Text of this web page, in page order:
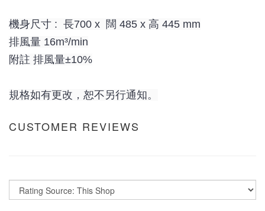
機身尺寸 : 長700 x 闊 485 x 高 445 mm
排風量 16m³/min
附註 排風量±10%
規格如有更改，恕不另行通知。
CUSTOMER REVIEWS